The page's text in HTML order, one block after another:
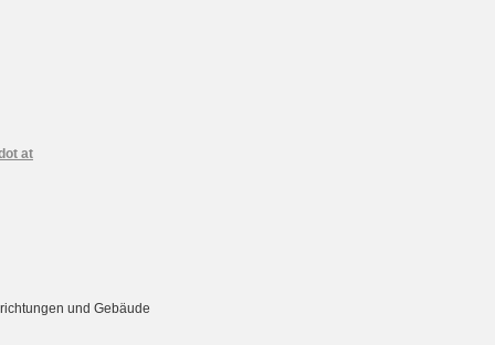
at
und Gebäude